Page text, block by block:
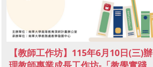
【教師工作坊】115年6月10日(三)辦